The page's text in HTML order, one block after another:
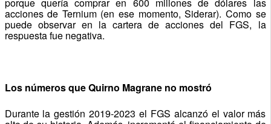
acciones de Ternium (en ese momento, Siderar). Como se
puede observar en la cartera de acciones del FGS, la
respuesta fue negativa.
Los números que Quirno Magrane no mostró
Durante la gestión 2019-2023 el FGS alcanzó el valor más